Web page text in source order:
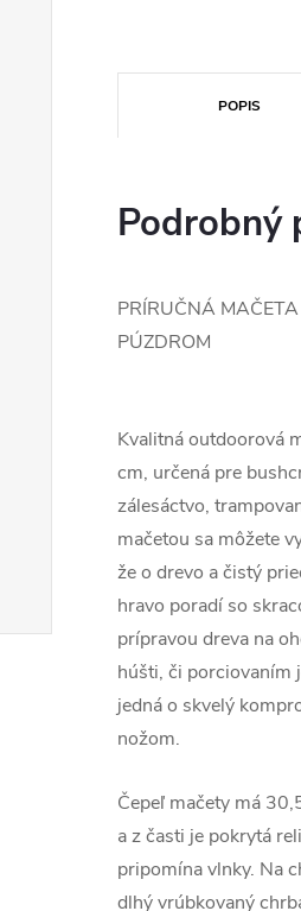
POPIS
Podrobný
PRÍRUČNÁ
PÚZDROM
Kvalitná outdoorová
cm, určená pre
zálesáctvo,
mačetou sa môžete
že o drevo a čistý
hravo poradí so
prípravou dreva na
húšti, či porciovaním
jedná o skvelý
nožom.
Čepeľ mačety má
a z časti je pokrytá
pripomína vlnky. Na
dlhý vrúbkovaný